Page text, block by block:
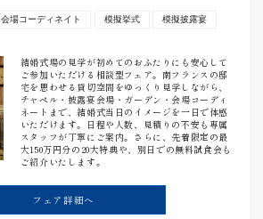
会場コーディネイト 模擬挙式
模擬披露宴
結婚式場の見学が初めてのおふたりにも安心して
ご参加いただける相談型フェア。南フランスの邸
宅を思わせる貸切空間をゆっくり見学しながら、
チャペル・披露宴会場・ガーデン・会場コーディ
ネートまで、結婚式当日のイメージを一日で体感
いただけます。日程や人数、見積りの不安も専属
スタッフが丁寧にご案内。さらに、先着限定の最
大150万円分の20大特典や、別日での無料試食会も
ご紹介いたします。
フェア詳細へ